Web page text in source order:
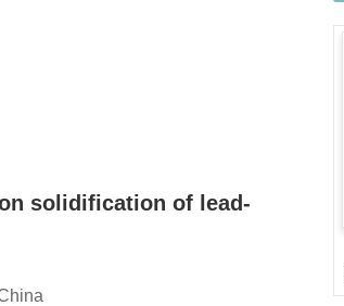
solidification of lead-